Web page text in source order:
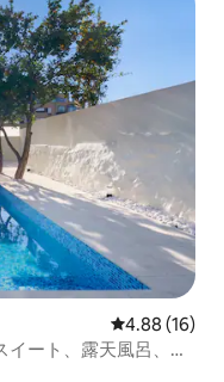
レビュー16
4.88 (16)
ート、露天風呂、パ